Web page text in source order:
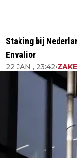
Staking bij
Envalior
22 JAN , 23:42•